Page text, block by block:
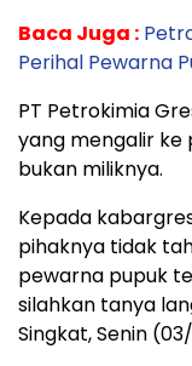
Baca Juga :
Perihal Pewarna
PT Petrokimia
yang mengalir ke
bukan miliknya.
Kepada
pihaknya tidak
pewarna pupuk
silahkan tanya
Singkat, Senin